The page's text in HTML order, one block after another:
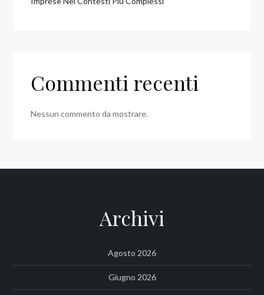
Commenti recenti
Nessun commento da mostrare.
Archivi
Agosto 2026
Giugno 2026